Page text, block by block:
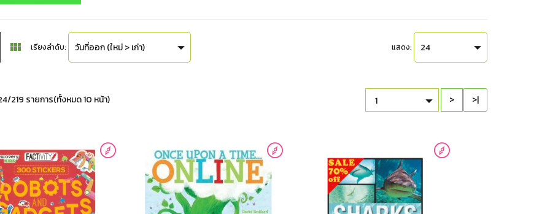
เรียงลำดับ: วันที่ออก (ใหม่ > เก่า) แสดง: 24
219 รายการ(ทั้งหมด 10 หน้า) 1 > >|